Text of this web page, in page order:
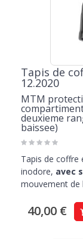
Tapis de
12.2020
MTM
deuxieme
baissee)
Tapis de coffre
inodore, avec
mouvement de
40,00 €